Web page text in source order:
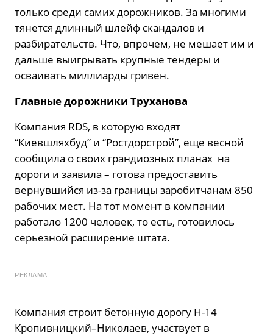
только среди самих дорожников. За многими
тянется длинный шлейф скандалов и
разбирательств. Что, впрочем, не мешает им и
дальше выигрывать крупные тендеры и
осваивать миллиарды гривен.
Главные дорожники Труханова
Компания RDS, в которую входят
“Киевшляхбуд” и “Ростдорстрой”, еще весной
сообщила о своих грандиозных планах на
дороги и заявила – готова предоставить
вернувшийся из-за границы заробитчанам 850
рабочих мест. На тот момент в компании
работало 1200 человек, то есть, готовилось
серьезной расширение штата.
РЕКЛАМА
Компания строит бетонную дорогу Н-14
Кропивницкий–Николаев, участвует в